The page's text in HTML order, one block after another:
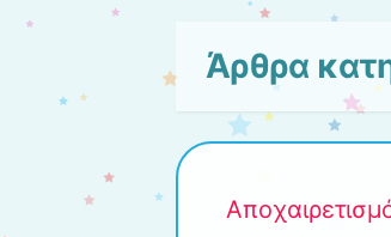
Άρθρα